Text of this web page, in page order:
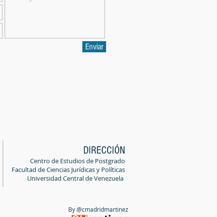
Enviar
DIRECCIÓN
Centro de Estudios de Postgrado
Facultad de Ciencias Jurídicas y Políticas
Universidad Central de Venezuela
By @cmadridmartinez